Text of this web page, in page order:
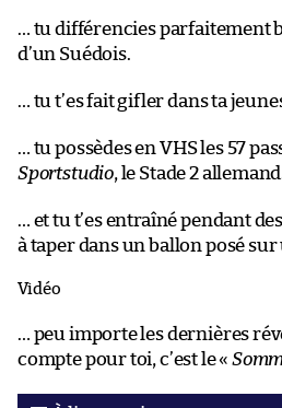
… tu différencies parfaitement
d’un Suédois.
… tu t’es fait gifler dans ta
… tu possèdes en VHS les 57
Sportstudio, le Stade 2
… et tu t’es entraîné pendant
à taper dans un ballon posé sur
Vidéo
… peu importe les dernières
compte pour toi, c’est le «